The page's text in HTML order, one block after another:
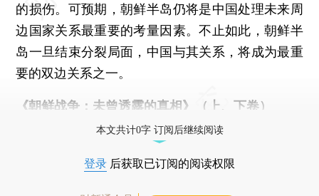
的损伤。可预期，朝鲜半岛仍将是中国处理未来周
边国家关系最重要的考量因素。不止如此，朝鲜半
岛一旦结束分裂局面，中国与其关系，将成为最重
要的双边关系之一。
《朝鲜战争：未曾透露的真相》（上、下卷）
本文共计0字 订阅后继续阅读
登录 后获取已订阅的阅读权限